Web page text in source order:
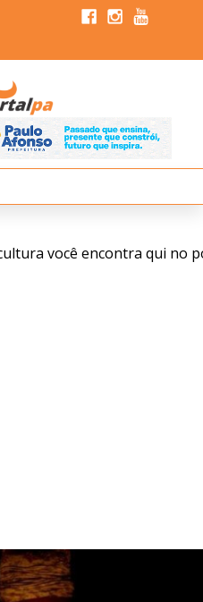
você encontra qui no